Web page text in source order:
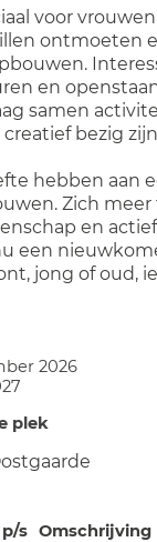
voor
ontmoeten
en
samen
bezig
hebben aan
Zich meer
en
een
jong of oud,
2026
plek
s Omschrijving